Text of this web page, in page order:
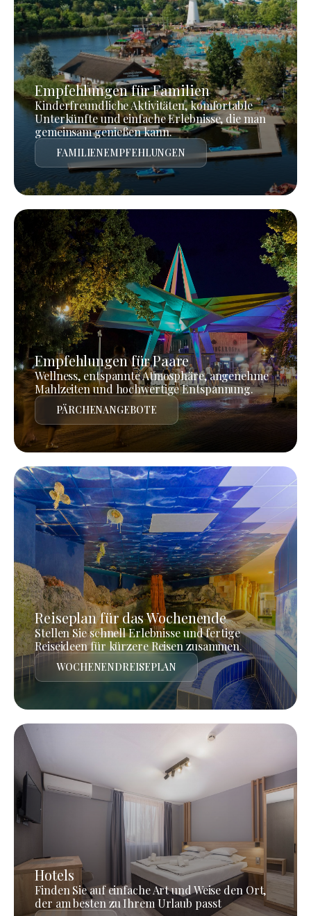
Empfehlungen für Familien
Kinderfreundliche Aktivitäten, komfortable
Unterkünfte und einfache Erlebnisse, die man
gemeinsam genießen kann.
FAMILIENEMPFEHLUNGEN
Empfehlungen für Paare
Wellness, entspannte Atmosphäre, angenehme
Mahlzeiten und hochwertige Entspannung.
PÄRCHENANGEBOTE
Reiseplan für das Wochenende
Stellen Sie schnell Erlebnisse und fertige
Reiseideen für kürzere Reisen zusammen.
WOCHENENDREISEPLAN
Hotels
Finden Sie auf einfache Art und Weise den Ort,
der am besten zu Ihrem Urlaub passt